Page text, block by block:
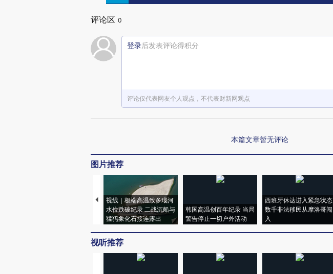
评论区 0
登录后发表评论得积分
评论仅代表网友个人观点，不代表财新网观点
本篇文章暂无评论
图片推荐
视线｜极端高温致多瑙河
水位跌破纪录 二战沉船与
猛犸象化石接连露出
韩国高温创百年纪录 当局
警告停止一切户外活动
西班牙休达进入紧急状态
数千非法移民从摩洛哥闯
入
视听推荐